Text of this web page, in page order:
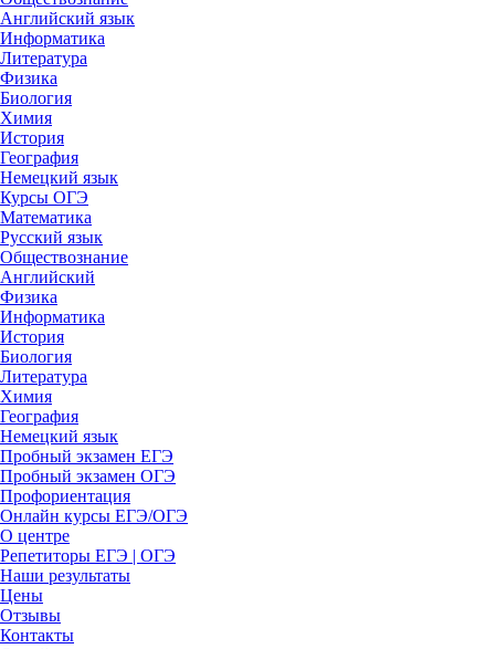
Английский язык
Информатика
Литература
Физика
Биология
Химия
История
География
Немецкий язык
Курсы ОГЭ
Математика
Русский язык
Обществознание
Английский
Физика
Информатика
История
Биология
Литература
Химия
География
Немецкий язык
Пробный экзамен ЕГЭ
Пробный экзамен ОГЭ
Профориентация
Онлайн курсы ЕГЭ/ОГЭ
О центре
Репетиторы ЕГЭ | ОГЭ
Наши результаты
Цены
Отзывы
Контакты